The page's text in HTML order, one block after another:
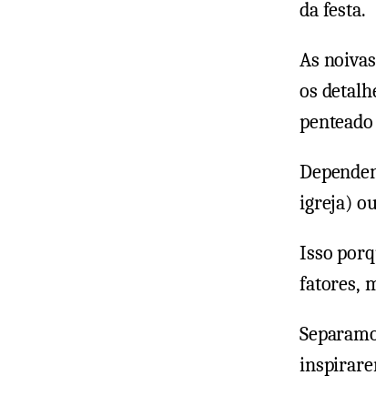
da festa.
As
os
igreja)
Isso
fatores,